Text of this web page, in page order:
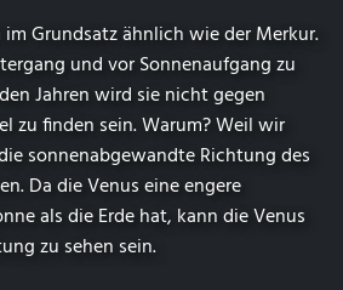
Grundsatz ähnlich wie der Merkur.
und vor Sonnenaufgang zu
Jahren wird sie nicht gegen
zu finden sein. Warum? Weil wir
sonnenabgewandte Richtung des
Da die Venus eine engere
als die Erde hat, kann die Venus
zu sehen sein.